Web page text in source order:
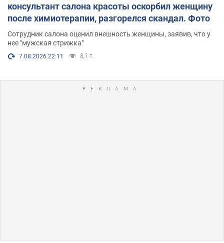
консультант салона красоты оскорбил женщину
после химиотерапии, разгорелся скандал. Фото
Сотрудник салона оценил внешность женщины, заявив, что у
нее "мужская стрижка"
7.08.2026 22:11 8,1 т.